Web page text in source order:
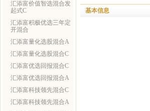
汇添富价值智选混合发
起式C
汇添富积极优选三年定
开混合
汇添富量化选股混合A
汇添富量化选股混合C
汇添富优选回报混合C
汇添富优选回报混合A
汇添富科技领先混合C
汇添富科技领先混合A
基本信息